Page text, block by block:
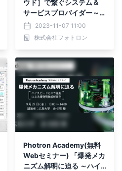
ウド］で繋ぐシステム＆
サービスプロバイダー～
LiveからPostまで映像制
作を幅広くサポートする
ソリューション・サービス
ら3日間開催「InterBEE2
023」に出展
2023-11-07 11:00
株式会社フォトロン
Photron Academy(無料
Webセミナー) 「爆発メカ
ニズム解明に迫る ～ハイ